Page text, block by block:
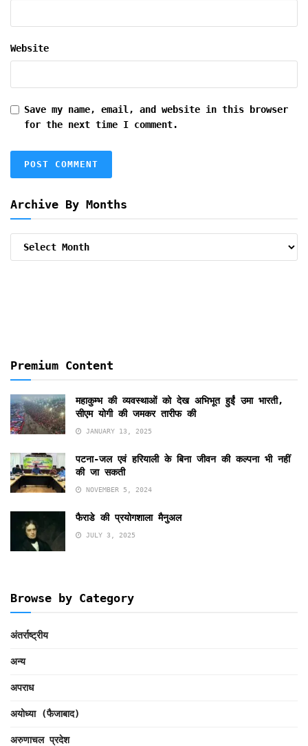
Website
Save my name, email, and website in this browser
for the next time I comment.
Archive By Months
Archive
Premium Content
महाकुम्भ की व्यवस्थाओं को देख अभिभूत हुईं उमा भारती,
सीएम योगी की जमकर तारीफ की
JANUARY 13, 2025
पटना-जल एवं हरियाली के बिना जीवन की कल्पना भी नहीं
की जा सकती
NOVEMBER 5, 2024
फैराडे की प्रयोगशाला मैनुअल
JULY 3, 2025
Browse by Category
अंतर्राष्ट्रीय
अन्य
अपराध
अयोध्या (फैजाबाद)
अरुणाचल प्रदेश